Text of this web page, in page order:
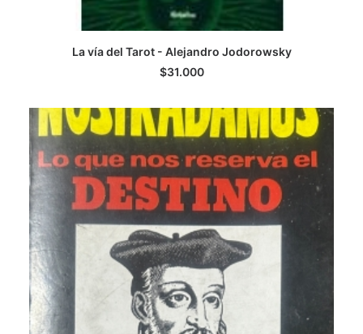
LEER MÁS
La vía del Tarot - Alejandro Jodorowsky
$31.000